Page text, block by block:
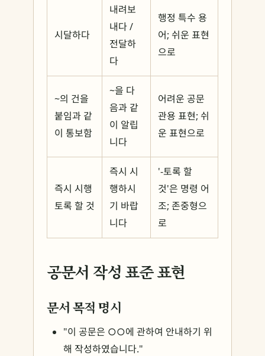
시달하다
내려보
내다 /
전달하
다
행정 특수 용
어; 쉬운 표현
으로
~의 건을
붙임과 같
이 통보함
~을 다
음과 같
이 알립
니다
어려운 공문
관용 표현; 쉬
운 표현으로
즉시 시행
토록 할 것
즉시 시
행하시
기 바랍
니다
'-토록 할
것'은 명령 어
조; 존중형으
로
공문서 작성 표준 표현
문서 목적 명시
"이 공문은 ○○에 관하여 안내하기 위
해 작성하였습니다."